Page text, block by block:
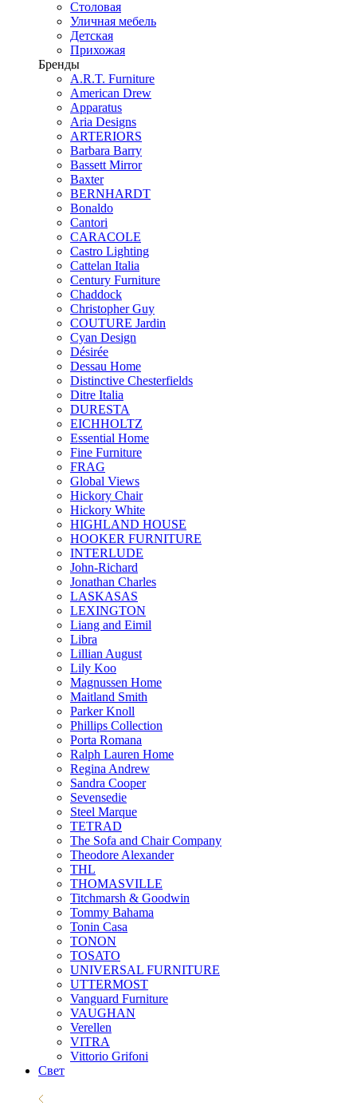
Столовая
Уличная мебель
Детская
Прихожая
Бренды
A.R.T. Furniture
American Drew
Apparatus
Aria Designs
ARTERIORS
Barbara Barry
Bassett Mirror
Baxter
BERNHARDT
Bonaldo
Cantori
CARACOLE
Castro Lighting
Cattelan Italia
Century Furniture
Chaddock
Christopher Guy
COUTURE Jardin
Cyan Design
Désirée
Dessau Home
Distinctive Chesterfields
Ditre Italia
DURESTA
EICHHOLTZ
Essential Home
Fine Furniture
FRAG
Global Views
Hickory Chair
Hickory White
HIGHLAND HOUSE
HOOKER FURNITURE
INTERLUDE
John-Richard
Jonathan Charles
LASKASAS
LEXINGTON
Liang and Eimil
Libra
Lillian August
Lily Koo
Magnussen Home
Maitland Smith
Parker Knoll
Phillips Collection
Porta Romana
Ralph Lauren Home
Regina Andrew
Sandra Cooper
Sevensedie
Steel Marque
TETRAD
The Sofa and Chair Company
Theodore Alexander
THL
THOMASVILLE
Titchmarsh & Goodwin
Tommy Bahama
Tonin Casa
TONON
TOSATO
UNIVERSAL FURNITURE
UTTERMOST
Vanguard Furniture
VAUGHAN
Verellen
VITRA
Vittorio Grifoni
Свет